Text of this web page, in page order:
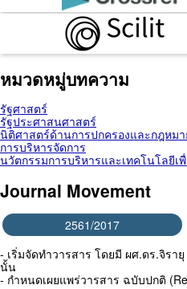
หมวดหมู่บทความ
รัฐศาสตร์
รัฐประศาสนศาสตร์
นิติศาสตร์ด้านการปกครองและกฎหม
การบริหารจัดการ
นวัตกรรมการบริหารและเทคโนโลยี
Journal Movement
2561/2017
- เริ่มจัดทำวารสาร โดยมี ผศ.ดร.จิร
นั้น
- กำหนดเผยแพร่วารสาร ฉบับปกติ